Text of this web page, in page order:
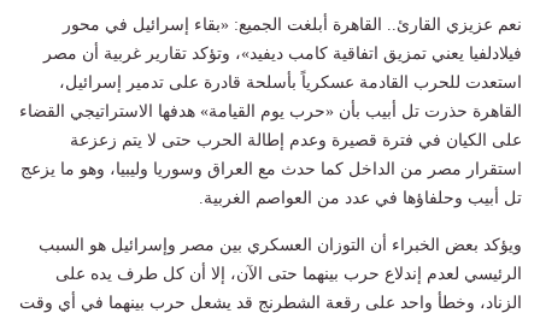
نعم عزيزي القارئ.. القاهرة أبلغت الجميع: «بقاء إسرائيل في محور
فيلادلفيا يعني تمزيق اتفاقية كامب ديفيد»، وتؤكد تقارير غربية أن مصر
استعدت للحرب القادمة عسكرياً بأسلحة قادرة على تدمير إسرائيل،
القاهرة حذرت تل أبيب بأن «حرب يوم القيامة» هدفها الاستراتيجي القضاء
على الكيان في فترة قصيرة وعدم إطالة الحرب حتى لا يتم زعزعة
استقرار مصر من الداخل كما حدث مع العراق وسوريا وليبيا، وهو ما يزعج
تل أبيب وحلفاؤها في عدد من العواصم الغربية.
ويؤكد بعض الخبراء أن التوزان العسكري بين مصر وإسرائيل هو السبب
الرئيسي لعدم إندلاع حرب بينهما حتى الآن، إلا أن كل طرف يده على
الزناد، وخطأ واحد على رقعة الشطرنج قد يشعل حرب بينهما في أي وقت